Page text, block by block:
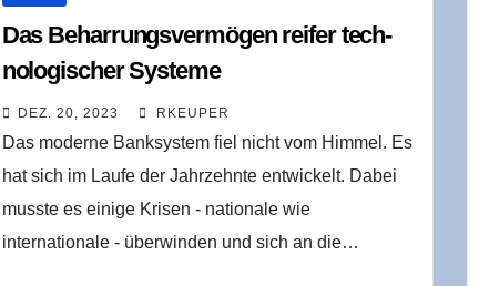
Das Behar­rungs­ver­mö­gen rei­fer tech­
no­lo­gi­scher Systeme
DEZ. 20, 2023 RKEUPER
Das moderne Banksystem fiel nicht vom Himmel. Es
hat sich im Laufe der Jahrzehnte entwickelt. Dabei
musste es einige Krisen - nationale wie
internationale - überwinden und sich an die…